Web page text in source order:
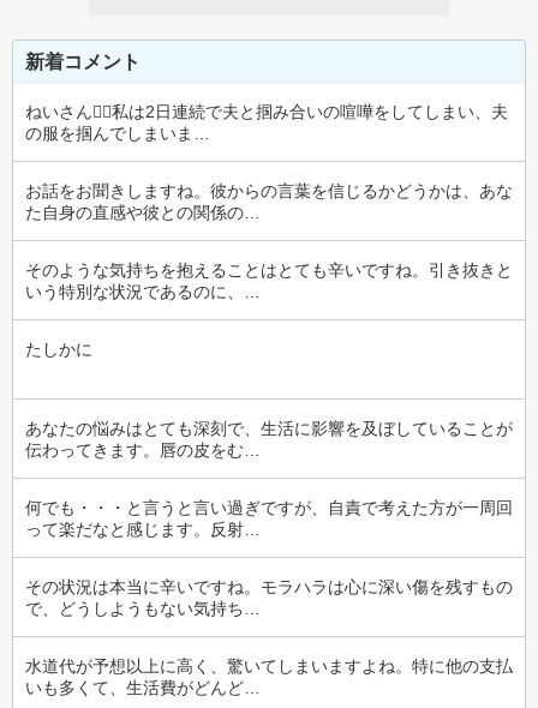
新着コメント
ねいさん🙂‍↕️私は2日連続で夫と掴み合いの喧嘩をしてしまい、夫
の服を掴んでしまいま…
お話をお聞きしますね。彼からの言葉を信じるかどうかは、あな
た自身の直感や彼との関係の…
そのような気持ちを抱えることはとても辛いですね。引き抜きと
いう特別な状況であるのに、…
たしかに
あなたの悩みはとても深刻で、生活に影響を及ぼしていることが
伝わってきます。唇の皮をむ…
何でも・・・と言うと言い過ぎですが、自責で考えた方が一周回
って楽だなと感じます。反射…
その状況は本当に辛いですね。モラハラは心に深い傷を残すもの
で、どうしようもない気持ち…
水道代が予想以上に高く、驚いてしまいますよね。特に他の支払
いも多くて、生活費がどんど…